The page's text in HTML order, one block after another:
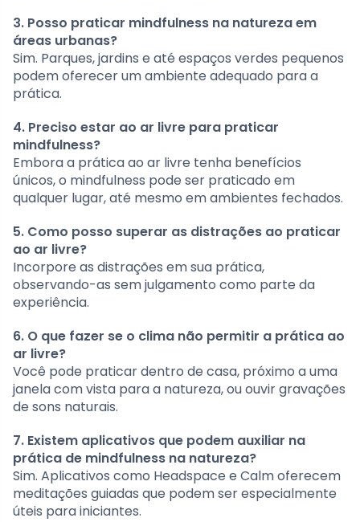
3. Posso praticar mindfulness na natureza em
áreas urbanas?
Sim. Parques, jardins e até espaços verdes pequenos
podem oferecer um ambiente adequado para a
prática.
4. Preciso estar ao ar livre para praticar
mindfulness?
Embora a prática ao ar livre tenha benefícios
únicos, o mindfulness pode ser praticado em
qualquer lugar, até mesmo em ambientes fechados.
5. Como posso superar as distrações ao praticar
ao ar livre?
Incorpore as distrações em sua prática,
observando-as sem julgamento como parte da
experiência.
6. O que fazer se o clima não permitir a prática ao
ar livre?
Você pode praticar dentro de casa, próximo a uma
janela com vista para a natureza, ou ouvir gravações
de sons naturais.
7. Existem aplicativos que podem auxiliar na
prática de mindfulness na natureza?
Sim. Aplicativos como Headspace e Calm oferecem
meditações guiadas que podem ser especialmente
úteis para iniciantes.